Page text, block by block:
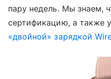
пару недель. Мы знаем,
сертификацию, а также
«двойной» зарядкой